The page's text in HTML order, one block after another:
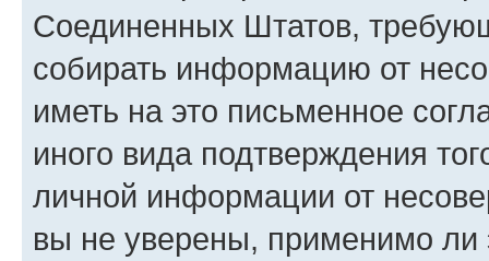
Соединенных Штатов,
собирать информацию от
иметь на это письменное
иного вида подтверждения
личной информации от
вы не уверены, применимо ли